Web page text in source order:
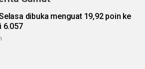
dibuka menguat 19,92 poin ke
6.057